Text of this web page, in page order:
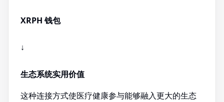
XRPH 钱包
↓
生态系统实用价值
这种连接方式使医疗健康参与能够融入更大的生态